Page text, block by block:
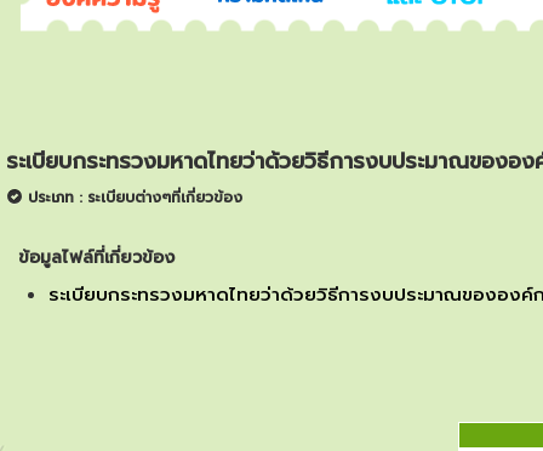
ระเบียบกระทรวงมหาดไทยว่าด้วยวิธีการงบประมาณของ
ประเภท : ระเบียบต่างๆที่เกี่ยวข้อง
ข้อมูลไฟล์ที่เกี่ยวข้อง
ระเบียบกระทรวงมหาดไทยว่าด้วยวิธีการงบประมาณของอ